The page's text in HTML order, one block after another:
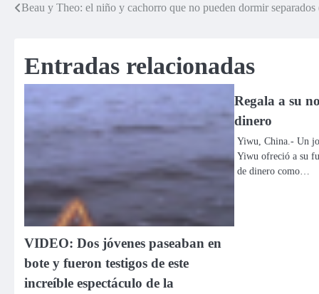
Navegación
entradas
Beau y Theo: el niño y cachorro que no pueden dormir separados
Entradas relacionadas
VIDEO: Dos jóvenes paseaban en
bote y fueron testigos de este
increíble espectáculo de la
Regala a su
dinero
Yiwu, China.- Un
Yiwu ofreció a su
de dinero como…